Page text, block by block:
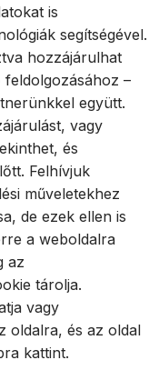
is
segítségével.
hozzájárulhat
–
együtt.
vagy
és
Felhívjuk
műveletekhez
de ezek ellen is
a weboldalra
az
tárolja.
vagy
oldalra, és az oldal
kattint.